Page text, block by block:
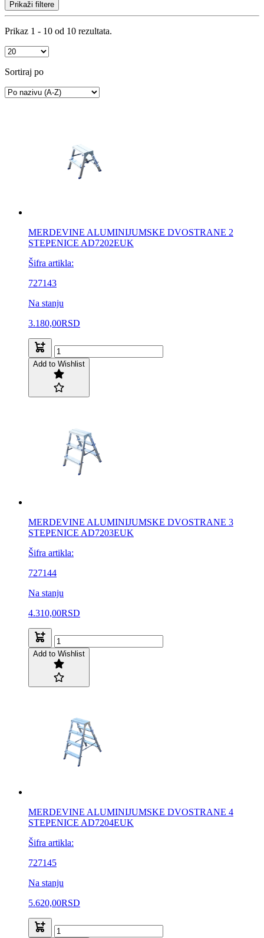
Prikaži filtere
Prikaz 1 - 10 od 10 rezultata.
Sortiraj po
MERDEVINE ALUMINIJUMSKE DVOSTRANE 2
STEPENICE AD7202EUK
Šifra artikla:
727143
Na stanju
3.180,00RSD
Add to Wishlist
MERDEVINE ALUMINIJUMSKE DVOSTRANE 3
STEPENICE AD7203EUK
Šifra artikla:
727144
Na stanju
4.310,00RSD
Add to Wishlist
MERDEVINE ALUMINIJUMSKE DVOSTRANE 4
STEPENICE AD7204EUK
Šifra artikla:
727145
Na stanju
5.620,00RSD